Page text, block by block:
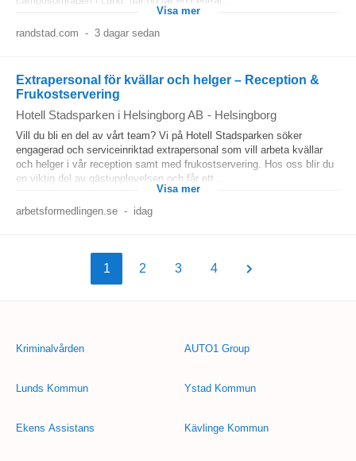
Visa mer
randstad.com - 3 dagar sedan
Extrapersonal för kvällar och helger – Reception &
Frukostservering
Hotell Stadsparken i Helsingborg AB - Helsingborg
Vill du bli en del av vårt team? Vi på Hotell Stadsparken söker
engagerad och serviceinriktad extrapersonal som vill arbeta kvällar
och helger i vår reception samt med frukostservering. Hos oss blir du
en viktig del av gästupplevelsen och får ett...
Visa mer
arbetsformedlingen.se - idag
1 2 3 4
Kriminalvården
Lunds Kommun
Ekens Assistans
AUTO1 Group
Ystad Kommun
Kävlinge Kommun